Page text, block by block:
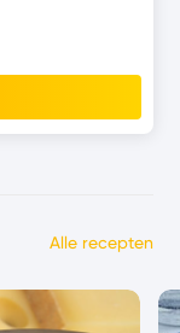
Alle recepten